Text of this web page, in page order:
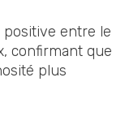
entre le
confirmant que
plus